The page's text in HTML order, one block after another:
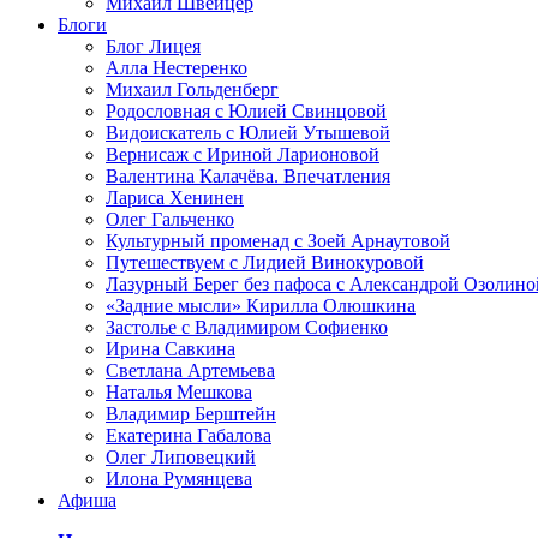
Блоги
Блог Лицея
Алла Нестеренко
Михаил Гольденберг
Родословная с Юлией Свинцовой
Видоискатель с Юлией Утышевой
Вернисаж с Ириной Ларионовой
Валентина Калачёва. Впечатления
Лариса Хенинен
Олег Гальченко
Культурный променад с Зоей Арнаутовой
Путешествуем с Лидией Винокуровой
Лазурный Берег без пафоса с Александрой
«Задние мысли» Кирилла Олюшкина
Застолье с Владимиром Софиенко
Ирина Савкина
Светлана Артемьева
Наталья Мешкова
Владимир Берштейн
Екатерина Габалова
Олег Липовецкий
Илона Румянцева
Афиша